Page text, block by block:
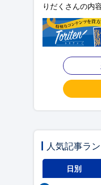
りだくさんの内
人気記事ラ
日別